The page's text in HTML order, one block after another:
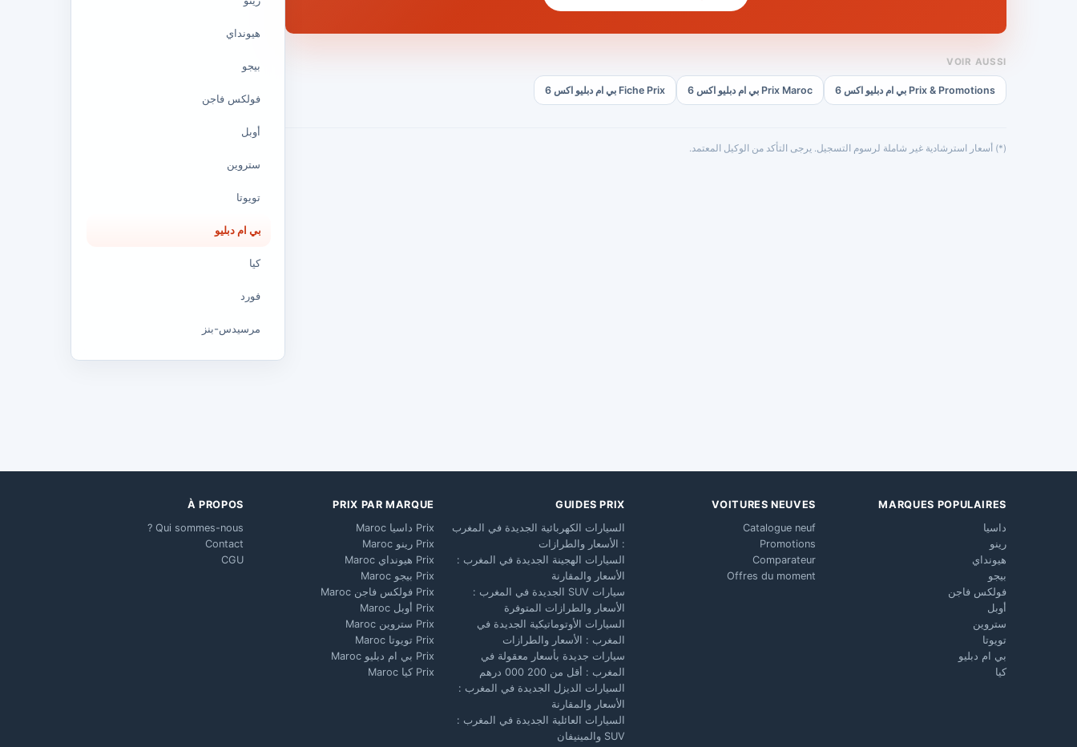
VOIR AUSSI
Prix & Promotions بي ام دبليو اكس 6 Prix Maroc بي ام دبليو اكس 6 Fiche Prix بي ام دبليو اكس 6
(*) أسعار استرشادية غير شاملة لرسوم التسجيل. يرجى التأكد من الوكيل المعتمد.
هيونداي
بيجو
فولكس فاجن
أوبل
ستروين
تويوتا
بي ام دبليو
كيا
فورد
مرسيدس-بنز
MARQUES POPULAIRES
داسيا
رينو
هيونداي
بيجو
فولكس فاجن
أوبل
ستروين
تويوتا
بي ام دبليو
كيا
VOITURES NEUVES
Catalogue neuf
Promotions
Comparateur
Offres du moment
GUIDES PRIX
السيارات الكهربائية الجديدة في المغرب
: الأسعار والطرازات
السيارات الهجينة الجديدة في المغرب :
الأسعار والمقارنة
سيارات SUV الجديدة في المغرب :
الأسعار والطرازات المتوفرة
السيارات الأوتوماتيكية الجديدة في
المغرب : الأسعار والطرازات
سيارات جديدة بأسعار معقولة في
المغرب : أقل من 200 000 درهم
السيارات الديزل الجديدة في المغرب :
الأسعار والمقارنة
السيارات العائلية الجديدة في المغرب :
SUV والمينيفان
PRIX PAR MARQUE
Prix داسيا Maroc
Prix رينو Maroc
Prix هيونداي Maroc
Prix بيجو Maroc
Prix فولكس فاجن Maroc
Prix أوبل Maroc
Prix ستروين Maroc
Prix تويوتا Maroc
Prix بي ام دبليو Maroc
Prix كيا Maroc
À PROPOS
Qui sommes-nous ?
Contact
CGU